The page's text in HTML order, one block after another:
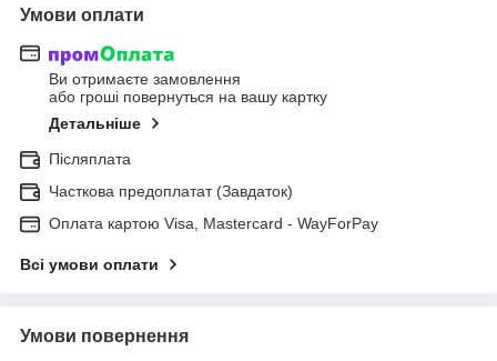
Умови оплати
Ви отримаєте замовлення
або гроші повернуться на вашу картку
Детальніше
Післяплата
Часткова предоплатат (Завдаток)
Оплата картою Visa, Mastercard - WayForPay
Всі умови оплати
Умови повернення